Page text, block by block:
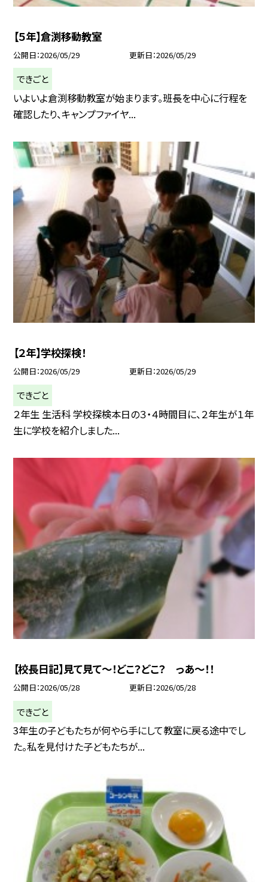
【５年】倉渕移動教室
公開日 2026/05/29 更新日 2026/05/29
できごと
いよいよ倉渕移動教室が始まります。班長を中心に行程を
確認したり、キャンプファイヤ...
【２年】学校探検！
公開日 2026/05/29 更新日 2026/05/29
できごと
２年生 生活科 学校探検本日の３・４時間目に、２年生が１年
生に学校を紹介しました...
【校長日記】見て見て～！どこ？どこ？ っあ～！！
公開日 2026/05/28 更新日 2026/05/28
できごと
3年生の子どもたちが何やら手にして教室に戻る途中でし
た。私を見付けた子どもたちが...